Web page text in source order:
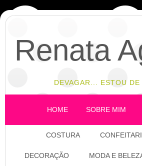
Renata
DEVAGAR... ESTOU DE
HOME SOBRE MIM
COSTURA
DECORAÇÃO MODA E